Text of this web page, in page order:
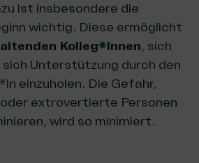
ist insbesondere die
wichtig. Diese ermöglicht
Kolleg*innen, sich
sich Unterstützung durch den
einzuholen. Die Gefahr,
extrovertierte Personen
wird so minimiert.